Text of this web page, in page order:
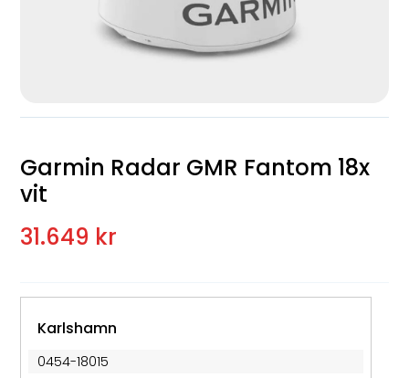
Garmin Radar GMR Fantom 18x
vit
31.649 kr
Karlshamn
0454-18015